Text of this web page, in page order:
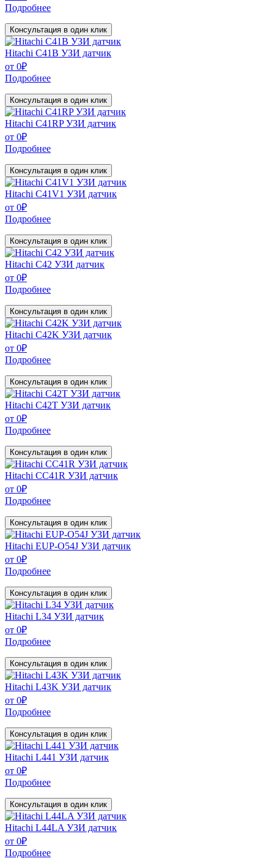
Подробнее
Консультация в один клик
Hitachi C41B УЗИ датчик
от 0₽
Подробнее
Консультация в один клик
Hitachi C41RP УЗИ датчик
от 0₽
Подробнее
Консультация в один клик
Hitachi C41V1 УЗИ датчик
от 0₽
Подробнее
Консультация в один клик
Hitachi C42 УЗИ датчик
от 0₽
Подробнее
Консультация в один клик
Hitachi C42K УЗИ датчик
от 0₽
Подробнее
Консультация в один клик
Hitachi C42T УЗИ датчик
от 0₽
Подробнее
Консультация в один клик
Hitachi CC41R УЗИ датчик
от 0₽
Подробнее
Консультация в один клик
Hitachi EUP-O54J УЗИ датчик
от 0₽
Подробнее
Консультация в один клик
Hitachi L34 УЗИ датчик
от 0₽
Подробнее
Консультация в один клик
Hitachi L43K УЗИ датчик
от 0₽
Подробнее
Консультация в один клик
Hitachi L441 УЗИ датчик
от 0₽
Подробнее
Консультация в один клик
Hitachi L44LA УЗИ датчик
от 0₽
Подробнее